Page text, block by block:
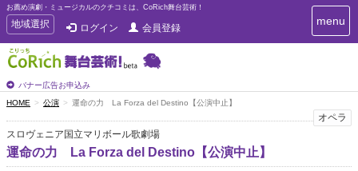
お薦め演劇・ミュージカルのクチコミは、CoRich舞台芸術！
T
o
g
g
e
n
a
v
i
g
地域選択 ログイン 会員登録
バナー広告お申込み
T
o
n
i
menu
HOME 公演 運命の力 La Forza del Destino【公演中止】
オペラ
スロヴェニア国立マリボール歌劇場
運命の力 La Forza del Destino【公演中止】